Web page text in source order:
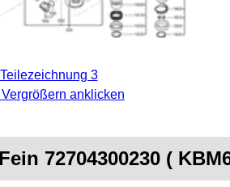
Teilezeichnung 3
anklicken
72704300230 (